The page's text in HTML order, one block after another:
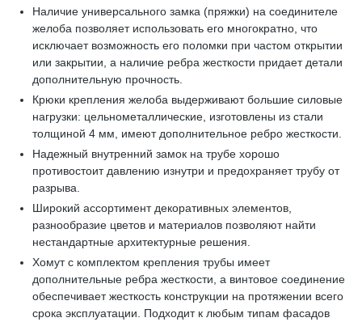
Наличие универсального замка (пряжки) на соединителе
желоба позволяет использовать его многократно, что
исключает возможность его поломки при частом открытии
или закрытии, а наличие ребра жесткости придает детали
дополнительную прочность.
Крюки крепления желоба выдерживают большие силовые
нагрузки: цельнометаллические, изготовлены из стали
толщиной 4 мм, имеют дополнительное ребро жесткости.
Надежный внутренний замок на трубе хорошо
противостоит давлению изнутри и предохраняет трубу от
разрыва.
Широкий ассортимент декоративных элементов,
разнообразие цветов и материалов позволяют найти
нестандартные архитектурные решения.
Хомут с комплектом крепления трубы имеет
дополнительные ребра жесткости, а винтовое соединение
обеспечивает жесткость конструкции на протяжении всего
срока эксплуатации. Подходит к любым типам фасадов